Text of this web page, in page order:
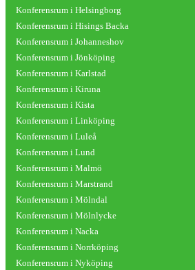
Konferensrum i Helsingborg
Konferensrum i Hisings Backa
Konferensrum i Johanneshov
Konferensrum i Jönköping
Konferensrum i Karlstad
Konferensrum i Kiruna
Konferensrum i Kista
Konferensrum i Linköping
Konferensrum i Luleå
Konferensrum i Lund
Konferensrum i Malmö
Konferensrum i Marstrand
Konferensrum i Mölndal
Konferensrum i Mölnlycke
Konferensrum i Nacka
Konferensrum i Norrköping
Konferensrum i Nyköping